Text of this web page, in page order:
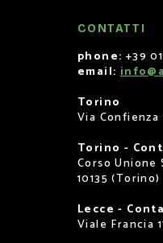
CONTATTI
phone: +39
email:
Torino
Via Confienza
Torino -
Corso Unione
10135 (Torino)
Lecce -
Viale Francia